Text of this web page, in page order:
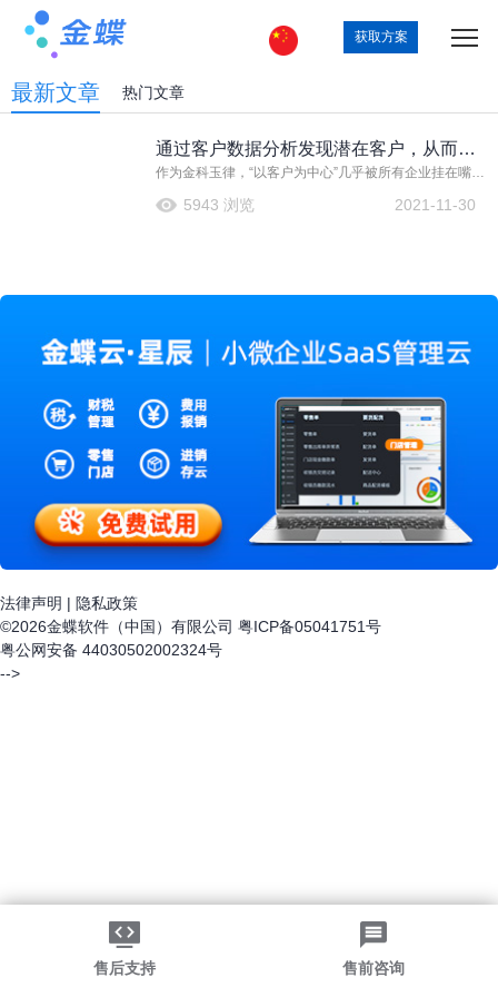
获取方案
售后支持 售前咨询
最新文章 热门文章
通过客户数据分析发现潜在客户，从而进
一步扩大商业规模
作为金科玉律，“以客户为中心”几乎被所有企业挂在嘴
烈竞争中受挫的企业、被客户诟病的产品，我们就知
2021-11-30
5943 浏览
法律声明 | 隐私政策
©2026金蝶软件（中国）有限公司 粤ICP备05041751号
粤公网安备 44030502002324号
-->